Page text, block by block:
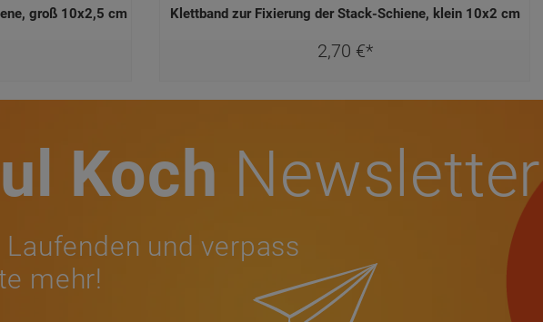
groß 10x2,5 cm Klettband zur Fixierung der Stack-Schiene, klein 10x2 cm
2,70 €*
Koch Newsletter
und verpass
mehr!